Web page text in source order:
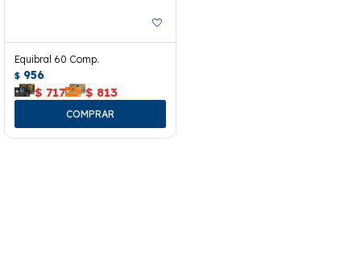
Equibral 60 Comp.
$ 956
$ 717 $ 813